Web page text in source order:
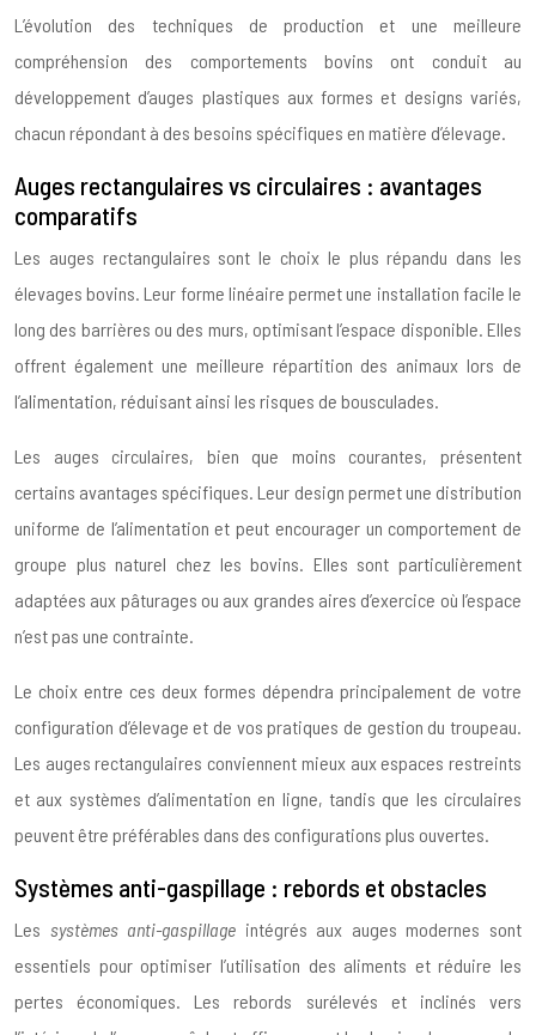
L’évolution des techniques de production et une meilleure
compréhension des comportements bovins ont conduit au
développement d’auges plastiques aux formes et designs variés,
chacun répondant à des besoins spécifiques en matière d’élevage.
Auges rectangulaires vs circulaires : avantages
comparatifs
Les auges rectangulaires sont le choix le plus répandu dans les
élevages bovins. Leur forme linéaire permet une installation facile le
long des barrières ou des murs, optimisant l’espace disponible. Elles
offrent également une meilleure répartition des animaux lors de
l’alimentation, réduisant ainsi les risques de bousculades.
Les auges circulaires, bien que moins courantes, présentent
certains avantages spécifiques. Leur design permet une distribution
uniforme de l’alimentation et peut encourager un comportement de
groupe plus naturel chez les bovins. Elles sont particulièrement
adaptées aux pâturages ou aux grandes aires d’exercice où l’espace
n’est pas une contrainte.
Le choix entre ces deux formes dépendra principalement de votre
configuration d’élevage et de vos pratiques de gestion du troupeau.
Les auges rectangulaires conviennent mieux aux espaces restreints
et aux systèmes d’alimentation en ligne, tandis que les circulaires
peuvent être préférables dans des configurations plus ouvertes.
Systèmes anti-gaspillage : rebords et obstacles
Les systèmes anti-gaspillage intégrés aux auges modernes sont
essentiels pour optimiser l’utilisation des aliments et réduire les
pertes économiques. Les rebords surélevés et inclinés vers